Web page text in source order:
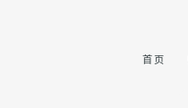
首页